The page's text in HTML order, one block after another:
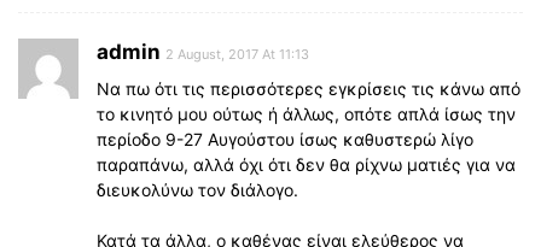
admin 2 August, 2017 At 11:13
Να πω ότι τις περισσότερες εγκρίσεις τις κάνω από
το κινητό μου ούτως ή άλλως, οπότε απλά ίσως την
περίοδο 9-27 Αυγούστου ίσως καθυστερώ λίγο
παραπάνω, αλλά όχι ότι δεν θα ρίχνω ματιές για να
διευκολύνω τον διάλογο.
Κατά τα άλλα, ο καθένας είναι ελεύθερος να